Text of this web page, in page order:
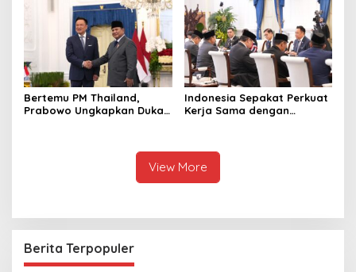
Pendaftaran Resminya di
Sini
Bertemu PM Thailand,
Prabowo Ungkapkan Duka
Indonesia Sepakat Perkuat
Kerja Sama dengan
View More
Berita Terpopuler